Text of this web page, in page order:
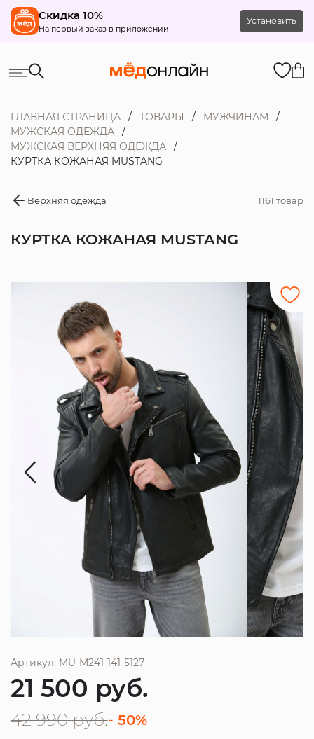
Скидка 10%
На первый заказ в приложении
Установить
ГЛАВНАЯ СТРАНИЦА ТОВАРЫ
МУЖЧИНАМ
МУЖСКАЯ ОДЕЖДА
МУЖСКАЯ ВЕРХНЯЯ ОДЕЖДА
КУРТКА КОЖАНАЯ MUSTANG
Верхняя одежда 1161 товар
КУРТКА КОЖАНАЯ MUSTANG
Артикул: MU-M241-141-5127
21 500 руб.
42 990 руб.- 50%